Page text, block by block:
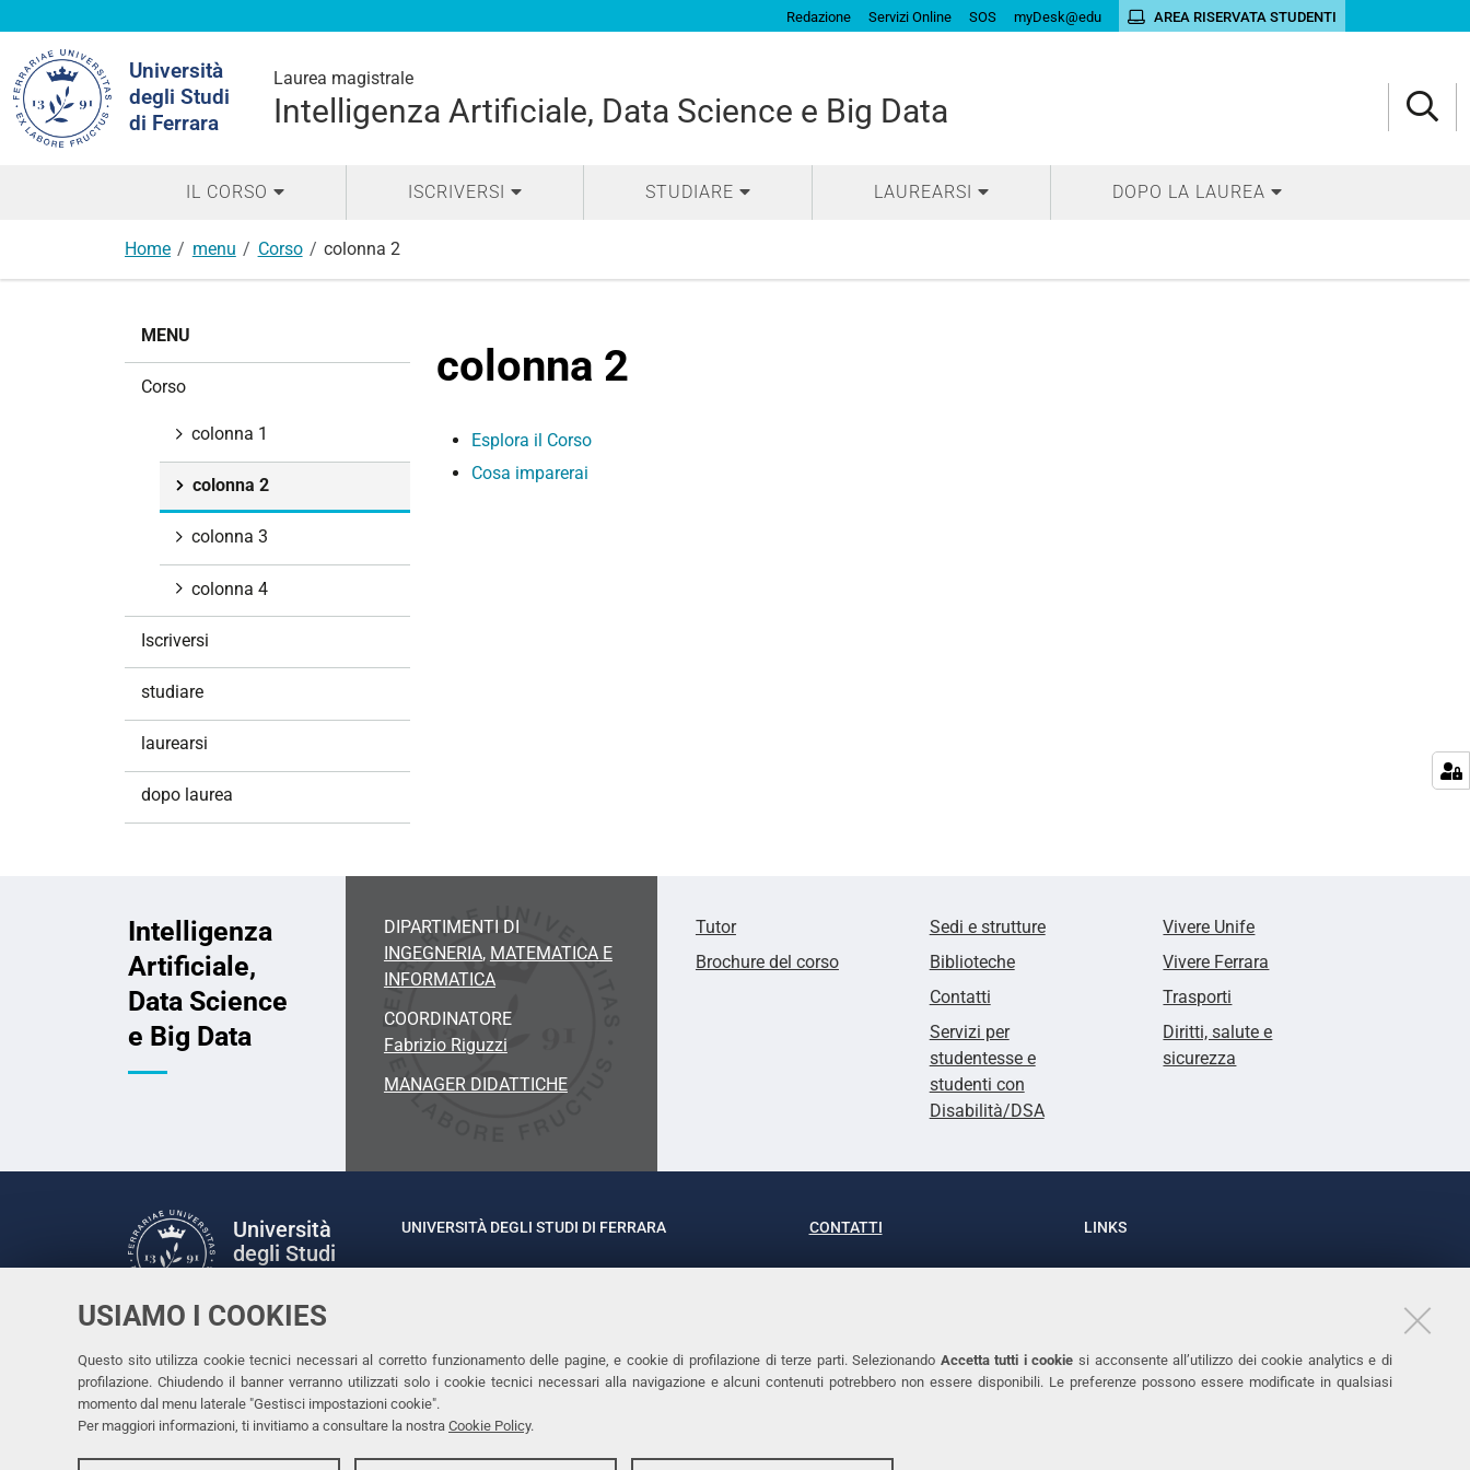
USIAMO I COOKIES
Questo sito utilizza cookie tecnici necessari al corretto funzionamento delle pagine, e cookie di profilazione di terze parti. Selezionando Accetta tutti i cookie si acconsente all’utilizzo dei cookie analytics e di
profilazione. Chiudendo il banner verranno utilizzati solo i cookie tecnici necessari alla navigazione e alcuni contenuti potrebbero non essere disponibili. Le preferenze possono essere modificate in qualsiasi
momento dal menu laterale "Gestisci impostazioni cookie".
Per maggiori informazioni, ti invitiamo a consultare la nostra Cookie Policy.
Redazione Servizi Online SOS myDesk@edu AREA RISERVATA STUDENTI
Università
degli Studi
di Ferrara
Laurea magistrale
Intelligenza Artificiale, Data Science e Big Data
nel
sito
IL CORSO ISCRIVERSI STUDIARE LAUREARSI DOPO LA LAUREA
Home menu Corso colonna 2
colonna 2
Esplora il Corso
Cosa imparerai
MENU
Corso
colonna 1
colonna 2
colonna 3
colonna 4
Iscriversi
studiare
laurearsi
dopo laurea
Intelligenza
Artificiale,
Data Science
e Big Data
DIPARTIMENTI DI
INGEGNERIA, MATEMATICA E
INFORMATICA
COORDINATORE
Fabrizio Riguzzi
MANAGER DIDATTICHE
Tutor
Brochure del corso
Sedi e strutture
Biblioteche
Contatti
Servizi per
studentesse e
studenti con
Disabilità/DSA
Vivere Unife
Vivere Ferrara
Trasporti
Diritti, salute e
sicurezza
Università
degli Studi
Facebook
LinkedinInstagram
Youtube
UNIVERSITÀ DEGLI STUDI DI FERRARA
Rettrice: Prof.ssa Laura Ramaciotti
CONTATTI
Tel. +39 0532 293111
LINKS
Accessibilità
Cookies